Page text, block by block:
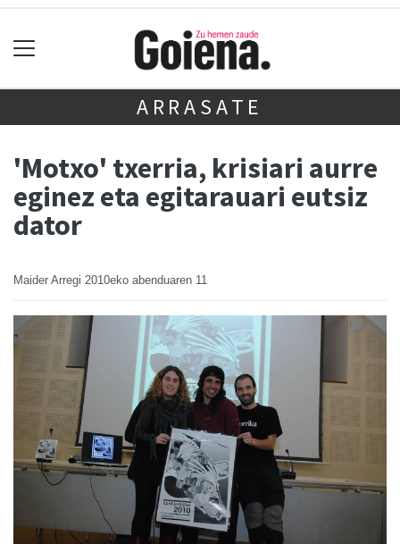
ARRASATE
'Motxo' txerria, krisiari aurre
eginez eta egitarauari eutsiz
dator
Maider Arregi 2010eko abenduaren 11